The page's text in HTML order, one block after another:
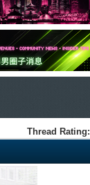
Thread Rating: